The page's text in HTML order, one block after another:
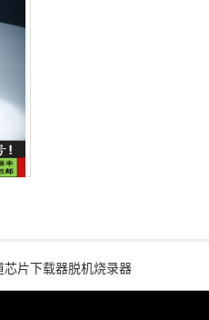
片下载器脱机烧录器